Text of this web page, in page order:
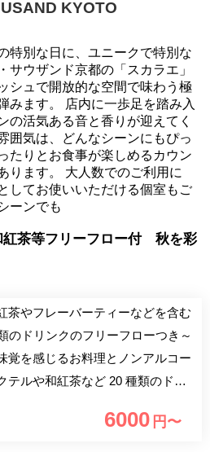
KYOTO
特別な日に、ユニークで特別な
サウザンド京都の「スカラエ」
シュで開放的な空間で味わう極
みます。 店内に一歩足を踏み入
の活気ある音と香りが迎えてく
囲気は、どんなシーンにもぴっ
たりとお食事が楽しめるカウン
ります。 大人数でのご利用に
してお使いいただける個室もご
ーンでも
紅茶等フリーフロー付 秋を彩
茶やフレーバーティーなどを含む
のドリンクのフリーフローつき～
覚を感じるお料理とノンアルコー
テルや和紅茶など 20 種類のドリ
盛り付けの愛らしさはお集まりを
6000 円〜